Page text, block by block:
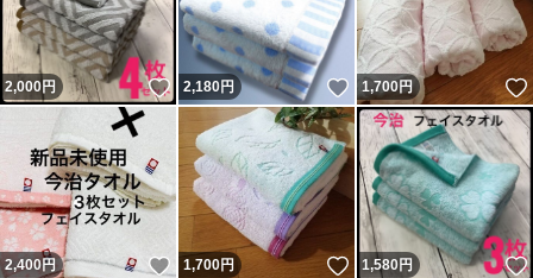
2,000円 いいね！
2,180円 いいね！
1,700円
2,400円 いいね！
1,700円 いいね！
1,580円